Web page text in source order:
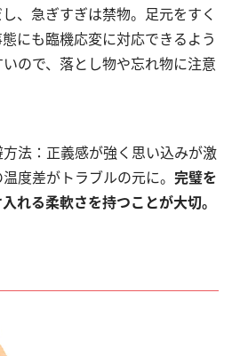
、急ぎすぎは禁物。足元をすく
にも臨機応変に対応できるよう
ので、落とし物や忘れ物に注意
法：正義感が強く思い込みが激
度差がトラブルの元に。 完璧を
れる柔軟さを持つことが大切。